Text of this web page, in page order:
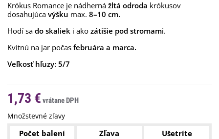
Krókus Romance je nádherná žltá odroda krókusov
dosahujúca výšku max. 8–10 cm.
Hodí sa do skaliek i ako zátišie pod stromami.
Kvitnú na jar počas februára a marca.
Veľkosť hľuzy: 5/7
1,73 €
Množstevné zľavy
Počet balení Zľava
Ušetríte